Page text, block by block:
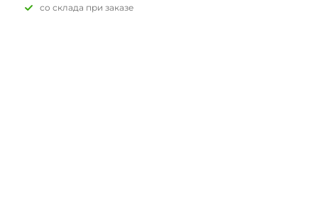
Со склада при заказе